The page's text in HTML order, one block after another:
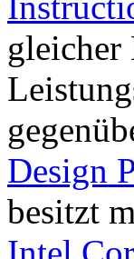
gleicher
Design
besitzt